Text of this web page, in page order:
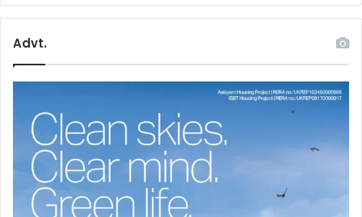
Advt.